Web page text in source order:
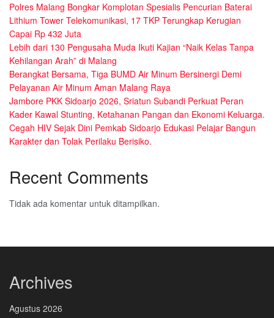
Polres Malang Bongkar Komplotan Spesialis Pencurian Baterai
Lithium Tower Telekomunikasi, 17 TKP Terungkap Kerugian
Capai Rp 432 Juta
Lebih dari 130 Pengusaha Muda Ikuti Kajian “Naik Kelas Tanpa
Kehilangan Arah” di Malang
Berangkat Bersama, Tiga BUMD Air Minum Bersinergi Demi
Pelayanan Air Minum Aman Malang Raya
Jambore PKK Sidoarjo 2026, Sriatun Subandi Perkuat Peran
Kader Kawal Stunting, Ketahanan Pangan dan Ekonomi Keluarga.
Cegah HIV Sejak Dini Pemkab Sidoarjo Edukasi Pelajar Bangun
Karakter dan Tolak Perilaku Berisiko.
Recent Comments
Tidak ada komentar untuk ditampilkan.
Archives
Agustus 2026